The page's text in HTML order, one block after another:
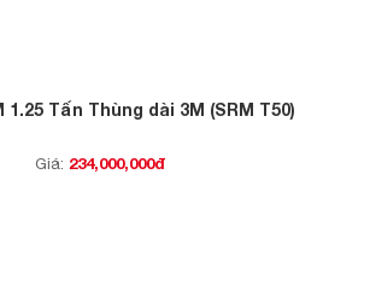
1.25 Tấn Thùng dài 3M (SRM T50)
Giá: 234,000,000đ